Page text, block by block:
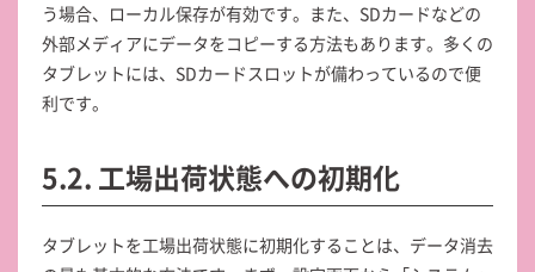
う場合、ローカル保存が有効です。また、SDカードなどの
外部メディアにデータをコピーする方法もあります。多くの
タブレットには、SDカードスロットが備わっているので便
利です。
5.2. 工場出荷状態への初期化
タブレットを工場出荷状態に初期化することは、データ消去